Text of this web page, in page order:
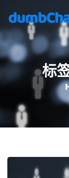
标